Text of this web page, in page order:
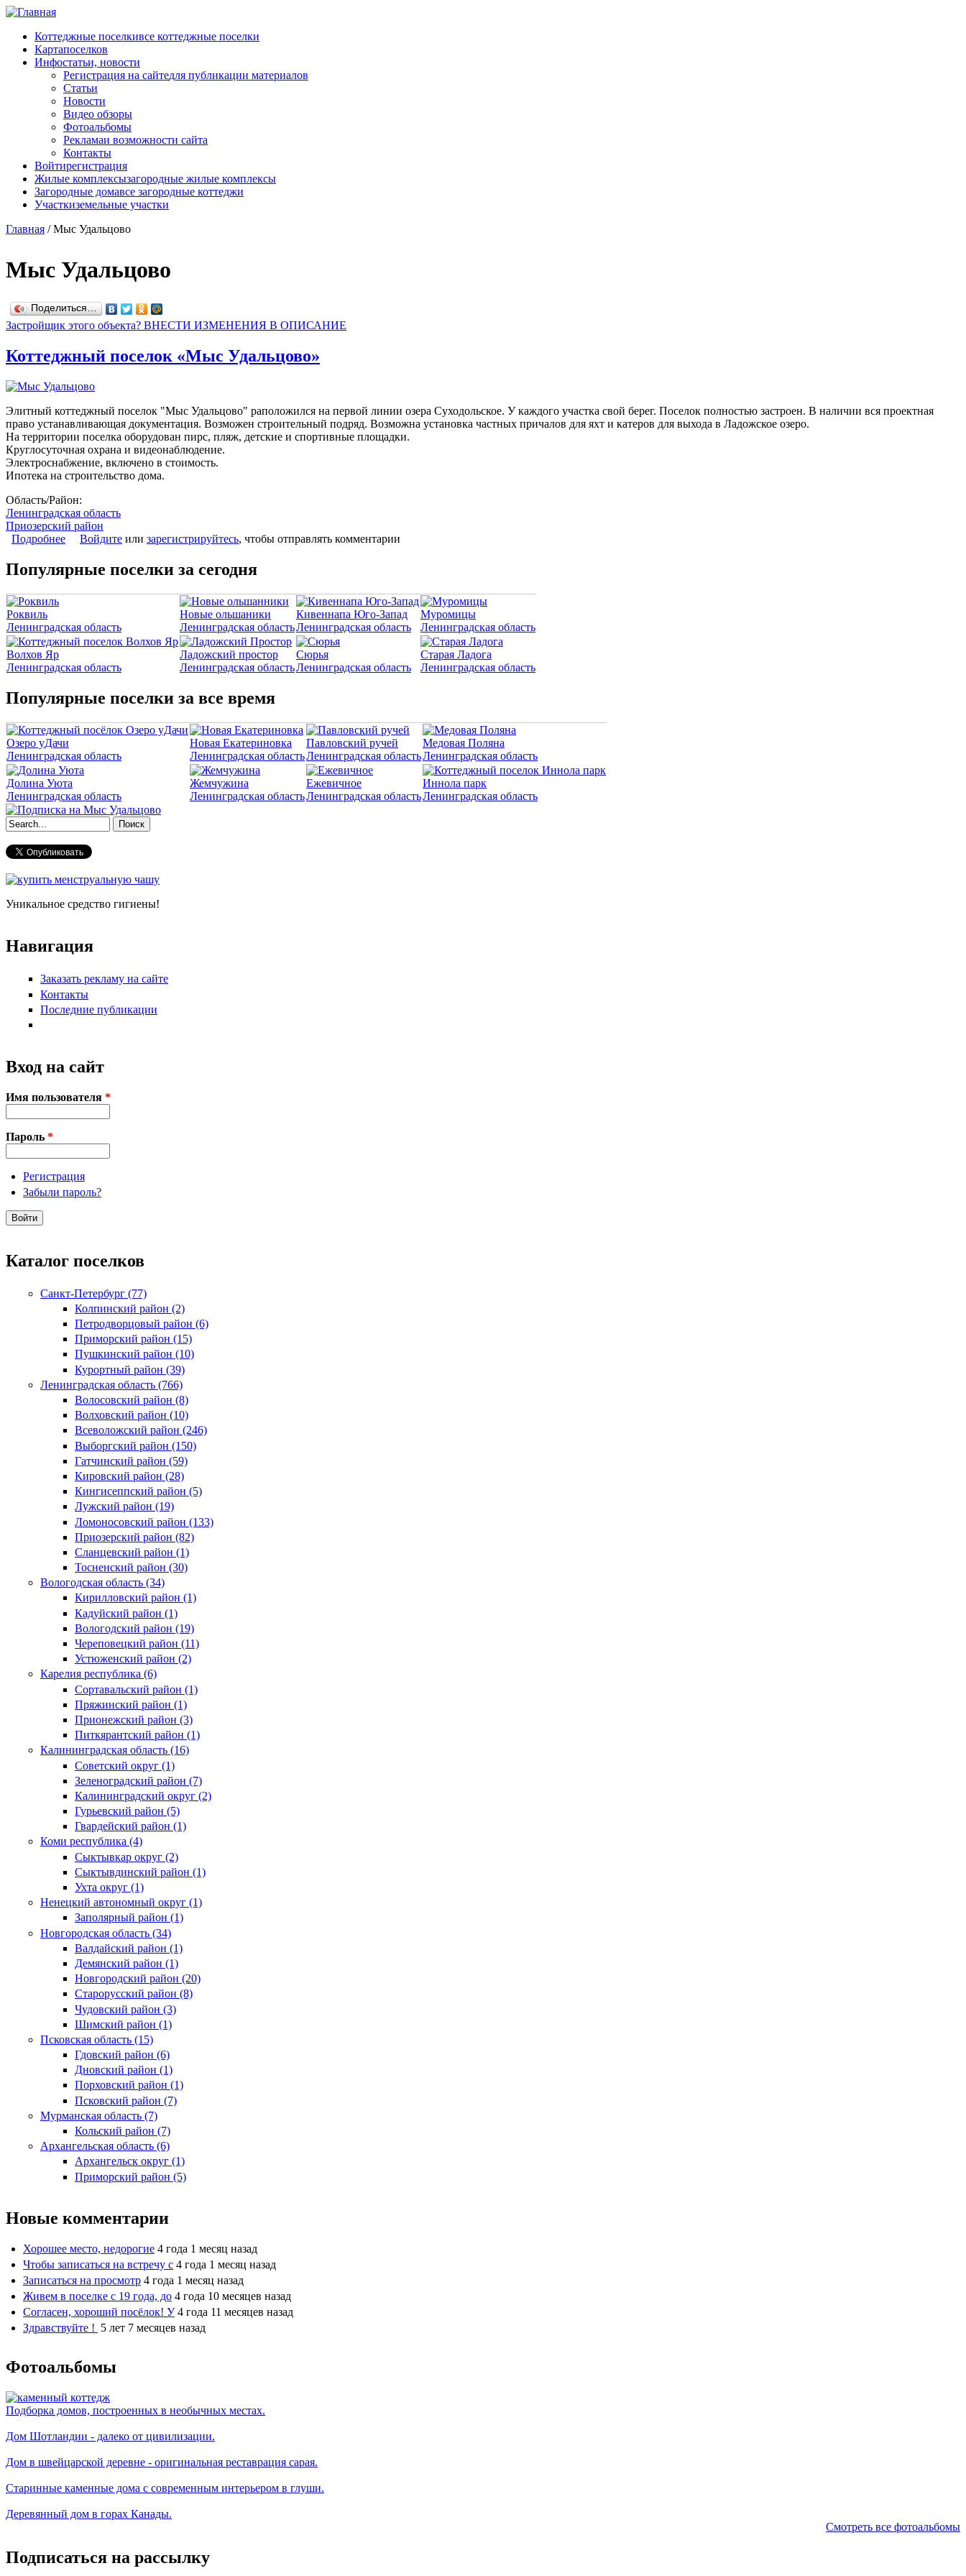
Перейти к основному содержанию
Коттеджные поселкивсе коттеджные поселки
Картапоселков
Инфостатьи, новости
Регистрация на сайтедля публикации материалов
Статьи
Новости
Видео обзоры
Фотоальбомы
Рекламаи возможности сайта
Контакты
Войтирегистрация
Жилые комплексызагородные жилые комплексы
Загородные домавсе загородные коттеджи
Участкиземельные участки
Главная /Мыс Удальцово
Мыс Удальцово
Поделиться…
Застройщик этого объекта? ВНЕСТИ ИЗМЕНЕНИЯ В ОПИСАНИЕ
Коттеджный поселок «Мыс Удальцово»
Элитный коттеджный поселок "Мыс Удальцово" раположился на первой линии озера Суходольское. У каждого участка свой берег. Поселок полностью застроен. В наличии вся проектная
право устанавливающая документация. Возможен строительный подряд. Возможна установка частных причалов для яхт и катеров для выхода в Ладожское озеро.
На территории поселка оборудован пирс, пляж, детские и спортивные площадки.
Круглосуточная охрана и видеонаблюдение.
Электроснабжение, включено в стоимость.
Ипотека на строительство дома.
Область/Район:
Ленинградская область
Приозерский район
Подробнее о Коттеджный поселок «Мыс Удальцово»
Войдите или зарегистрируйтесь, чтобы отправлять комментарии
Популярные поселки за сегодня
Роквиль
Ленинградская область
Новые ольшаники
Ленинградская область
Кивеннапа Юго-Запад
Ленинградская область
Муромицы
Ленинградская область
Волхов Яр
Ленинградская область
Ладожский простор
Ленинградская область
Сюрья
Ленинградская область
Старая Ладога
Ленинградская область
Популярные поселки за все время
Озеро уДачи
Ленинградская область
Новая Екатериновка
Ленинградская область
Павловский ручей
Ленинградская область
Медовая Поляна
Ленинградская область
Долина Уюта
Ленинградская область
Жемчужина
Ленинградская область
Ежевичное
Ленинградская область
Иннола парк
Ленинградская область
Форма поиска
Уникальное средство гигиены!
Навигация
Заказать рекламу на сайте
Контакты
Последние публикации
Вход на сайт
Имя пользователя *
Пароль *
Регистрация
Забыли пароль?
Каталог поселков
Санкт-Петербург (77)
Колпинский район (2)
Петродворцовый район (6)
Приморский район (15)
Пушкинский район (10)
Курортный район (39)
Ленинградская область (766)
Волосовский район (8)
Волховский район (10)
Всеволожский район (246)
Выборгский район (150)
Гатчинский район (59)
Кировский район (28)
Кингисеппский район (5)
Лужский район (19)
Ломоносовский район (133)
Приозерский район (82)
Сланцевский район (1)
Тосненский район (30)
Вологодская область (34)
Кирилловский район (1)
Кадуйский район (1)
Вологодский район (19)
Череповецкий район (11)
Устюженский район (2)
Карелия республика (6)
Сортавальский район (1)
Пряжинский район (1)
Прионежский район (3)
Питкярантский район (1)
Калининградская область (16)
Советский округ (1)
Зеленоградский район (7)
Калининградский округ (2)
Гурьевский район (5)
Гвардейский район (1)
Коми республика (4)
Сыктывкар округ (2)
Сыктывдинский район (1)
Ухта округ (1)
Ненецкий автономный округ (1)
Заполярный район (1)
Новгородская область (34)
Валдайский район (1)
Демянский район (1)
Новгородский район (20)
Старорусский район (8)
Чудовский район (3)
Шимский район (1)
Псковская область (15)
Гдовский район (6)
Дновский район (1)
Порховский район (1)
Псковский район (7)
Мурманская область (7)
Кольский район (7)
Архангельская область (6)
Архангельск округ (1)
Приморский район (5)
Новые комментарии
Хорошее место, недорогие 4 года 1 месяц назад
Чтобы записаться на встречу с 4 года 1 месяц назад
Записаться на просмотр 4 года 1 месяц назад
Живем в поселке с 19 года, до 4 года 10 месяцев назад
Согласен, хороший посёлок! У 4 года 11 месяцев назад
Здравствуйте ! 5 лет 7 месяцев назад
Фотоальбомы
Подборка домов, построенных в необычных местах.
Дом Шотландии - далеко от цивилизации.
Дом в швейцарской деревне - оригинальная реставрация сарая.
Старинные каменные дома с современным интерьером в глуши.
Деревянный дом в горах Канады.
Смотреть все фотоальбомы
Подписаться на рассылку